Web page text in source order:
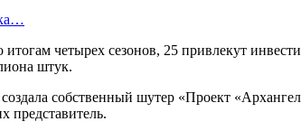
четырех сезонов, 25 привлекут
штук.
собственный шутер «Проект
представитель.